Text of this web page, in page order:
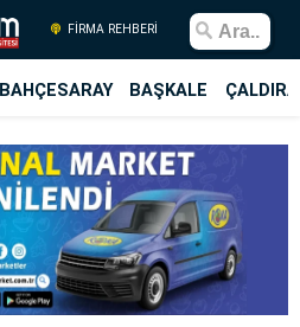
FİRMA REHBERİ
BAHÇESARAY BAŞKALE